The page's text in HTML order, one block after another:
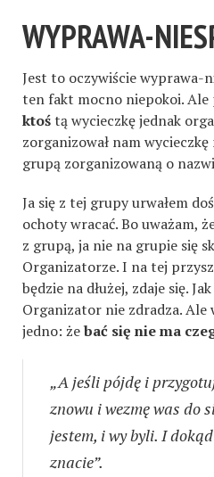
WYPRAWA-
Jest to oczywiście wyprawa-
ten fakt mocno niepokoi. Ale
ktośtą wycieczkę jednak
zorganizował nam
grupą zorganizowaną o
Ja się z tej grupy urwałem
ochoty wracać. Bo uważam,
z grupą, ja nie na grupie się
Organizatorze. I na tej
będzie na dłużej, zdaje się.
Organizator nie zdradza. Ale
jedno: żebać się nie ma
„A jeśli pójdę i
znowu i wezmę was do
jestem, i wy byli. I
znacie”.